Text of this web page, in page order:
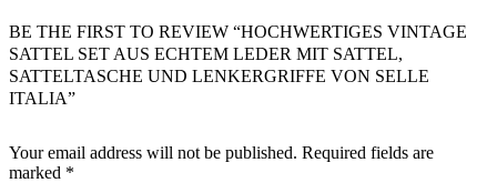
BE THE FIRST TO REVIEW “HOCHWERTIGES VINTAGE
SATTEL SET AUS ECHTEM LEDER MIT SATTEL,
SATTELTASCHE UND LENKERGRIFFE VON SELLE
ITALIA”
Your email address will not be published. Required fields are
marked *